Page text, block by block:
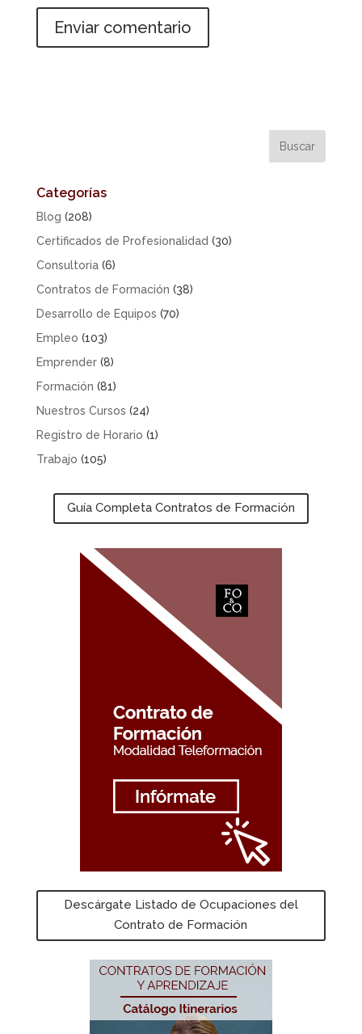
Categorías
Blog (208)
Certificados de Profesionalidad (30)
Consultoria(6)
Contratos de Formación (38)
Desarrollo de Equipos (70)
Empleo (103)
Emprender(8)
Formación (81)
Nuestros Cursos (24)
Registro de Horario (1)
Trabajo (105)
Guía Completa Contratos de Formación
Descárgate Listado de Ocupaciones del
Contrato de Formación